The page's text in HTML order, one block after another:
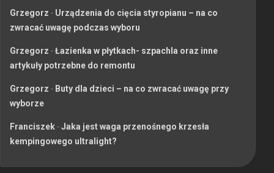
Grzegorz - Urządzenia do cięcia styropianu – na co
zwracać uwagę podczas wyboru
Grzegorz -Łazienka w płytkach- szpachla oraz inne
artykuły potrzebne do remontu
Grzegorz - Buty dla dzieci – na co zwracać uwagę przy
wyborze
Franciszek-Jaka jest waga przenośnego krzesła
kempingowego ultralight?